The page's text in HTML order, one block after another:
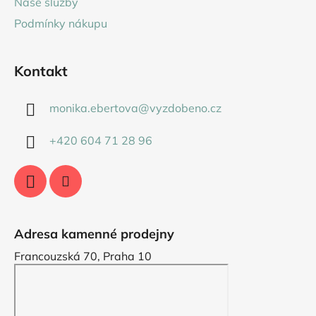
Podmínky nákupu
Kontakt
monika.ebertova@vyzdobeno.cz
+420 604 71 28 96
Adresa kamenné prodejny
Francouzská 70, Praha 10